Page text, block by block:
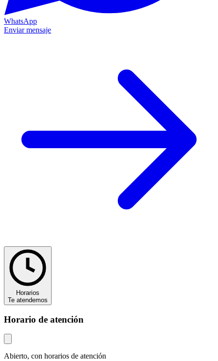
WhatsApp
Enviar mensaje
Horarios
Te atendemos
Horario de atención
Abierto, con horarios de atención